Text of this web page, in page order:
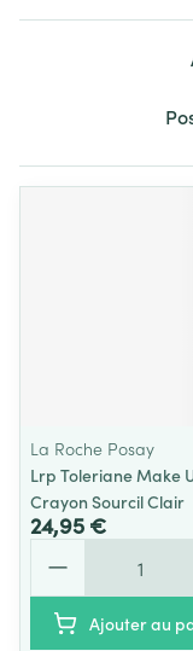
La Roche Posay
Lrp Toleriane Make
Crayon Sourcil Clair
24,95 €
Ajouter au